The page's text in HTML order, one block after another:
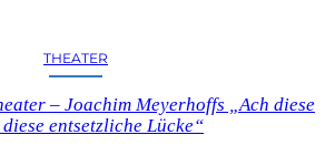
THEATER
– Joachim Meyerhoffs „Ach diese
entsetzliche Lücke“